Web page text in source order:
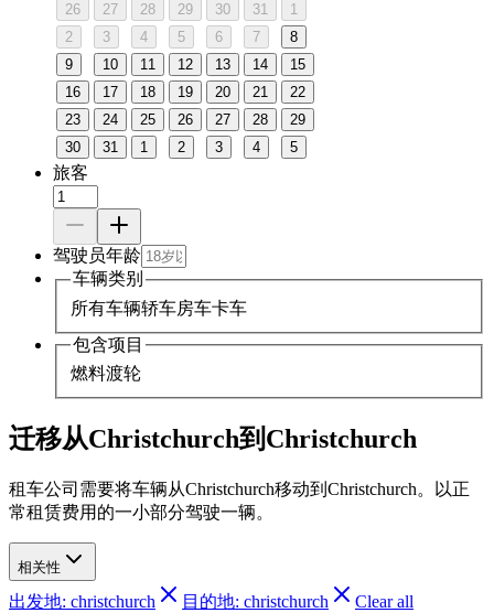
26 27 28 29 30 31
1
2
3 4 5 6 7
8
9
10 11 12 13 14
15
16
17 18 19 20 21
22
23
24 25 26 27 28
29
30
31 1 2 3 4 5
旅客
驾驶员年龄
车辆类别
所有车辆轿车房车卡车
包含项目
燃料渡轮
迁移从Christchurch到Christchurch
租车公司需要将车辆从Christchurch移动到Christchurch。以正
常租赁费用的一小部分驾驶一辆。
相关性
出发地: christchurch 目的地: christchurch
Clear all